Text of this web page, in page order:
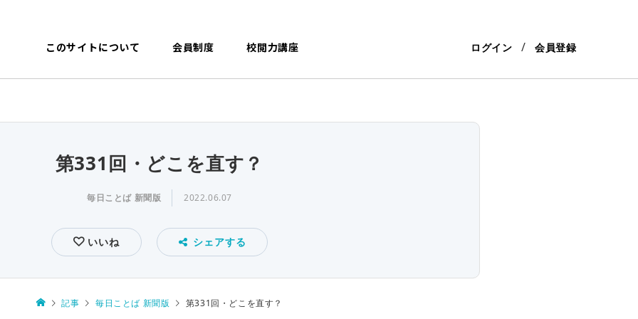
このサイトについて 会員制度 校閲力講座 ログイン 会員登録
第331回・どこを直す？
毎日ことば 新聞版 2022.06.07
いいね シェアする
記事 毎日ことば 新聞版 第331回・どこを直す？